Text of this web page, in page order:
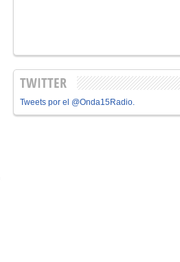
TWITTER
Tweets por el @Onda15Radio.